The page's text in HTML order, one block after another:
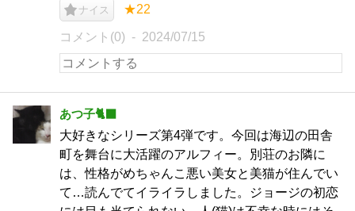
ナイス ★22
コメント(0) 2024/07/15
あつ子🐈‍⬛
大好きなシリーズ第4弾です。今回は海辺の田舎
町を舞台に大活躍のアルフィー。別荘のお隣に
は、性格がめちゃんこ悪い美女と美猫が住んでい
て…読んでてイライラしました。ジョージの初恋